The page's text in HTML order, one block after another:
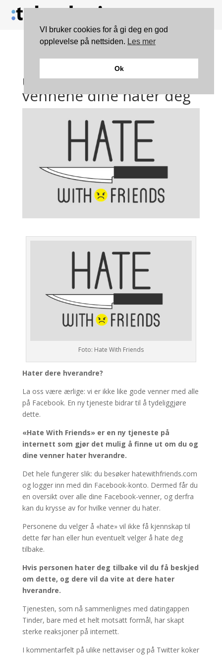
Kontroversiell app finner
ut om Facebook-
vennene dine hater deg
Foto: Hate With Friends
Hater dere hverandre?
La oss være ærlige: vi er ikke like gode venner med alle
på Facebook. En ny tjeneste bidrar til å tydeliggjøre
dette.
«Hate With Friends» er en ny tjeneste på
internett som gjør det mulig å finne ut om du og
dine venner hater hverandre.
Det hele fungerer slik: du besøker hatewithfriends.com
og logger inn med din Facebook-konto. Dermed får du
en oversikt over alle dine Facebook-venner, og derfra
kan du krysse av for hvilke venner du hater.
Personene du velger å «hate» vil ikke få kjennskap til
dette før han eller hun eventuelt velger å hate deg
tilbake.
Hvis personen hater deg tilbake vil du få beskjed
om dette, og dere vil da vite at dere hater
hverandre.
Tjenesten, som nå sammenlignes med datingappen
Tinder, bare med et helt motsatt formål, har skapt
sterke reaksjoner på internett.
I kommentarfelt på ulike nettaviser og på Twitter koker
VI bruker cookies for å gi deg en god
opplevelse på nettsiden. Les mer
Ok